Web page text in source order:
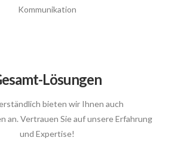
Kommunikation
Lösungen
bieten wir Ihnen auch
an. Vertrauen Sie auf unsere Erfahrung
und Expertise!